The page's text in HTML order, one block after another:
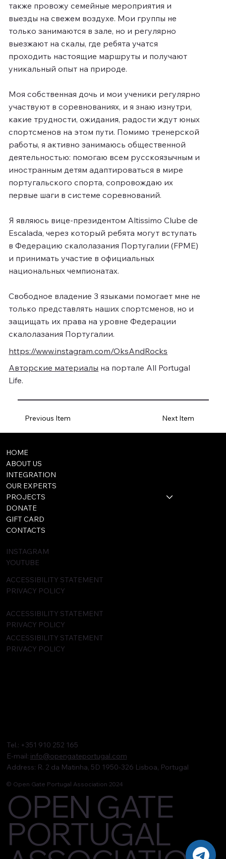
также провожу семейные мероприятия и
выезды на свежем воздухе. Мои группы не
только занимаются в зале, но и регулярно
выезжают на скалы, где ребята учатся
проходить настоящие маршруты и получают
уникальный опыт на природе.
Моя собственная дочь и мои ученики регулярно
участвуют в соревнованиях, и я знаю изнутри,
какие трудности, ожидания, радости ждут юных
спортсменов на этом пути. Помимо тренерской
работы, я активно занимаюсь общественной
деятельностью: помогаю всем русскоязычным и
иностранным детям адаптироваться в мире
португальского спорта, сопровождаю их
первые шаги в системе соревнований.
Я являюсь вице-президентом Altissimo Clube de
Escalada, через который ребята могут вступать
в Федерацию скалолазания Португалии (FPME)
и принимать участие в официальных
национальных чемпионатах.
Свободное владение 3 языками помогает мне не
только представлять наших спортсменов, но и
защищать их права на уровне Федерации
скалолазания Португалии.
https://www.instagram.com/OksAndRocks
Авторские материалы на портале All Portugal
Life.
Previous Item Next Item
HOME
ABOUT US
INTEGRATION
OUR EXPERTS
PROJECTS
DONATE
GIFT CARD
CONTACTS
INSTAGRAM
YOUTUBE
ACCESSIBILITY STATEMENT
PRIVACY POLICY
ACCESSIBILITY STATEMENT
PRIVACY POLICY
ACCESSIBILITY STATEMENT
PRIVACY POLICY
Tel.: +351 910 252 165
E-mail: info@opengateportugal.com
Address: R. 2 da Matinha, 5D 1950-326 Lisboa, Portugal
© Open Gate Portugal Association 2024
OPEN GATE
PORTUGAL